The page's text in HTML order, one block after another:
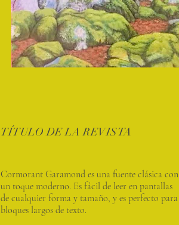
TÍTULO DE LA REVISTA
Cormorant Garamond es una fuente clásica con
un toque moderno. Es fácil de leer en pantallas
de cualquier forma y tamaño, y es perfecto para
bloques largos de texto.